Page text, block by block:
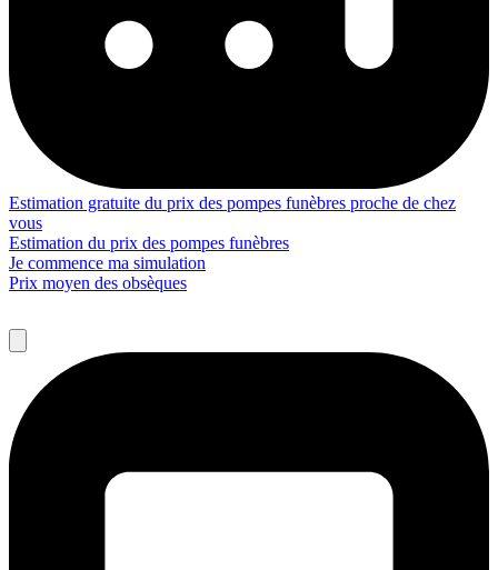
Estimation gratuite du prix des pompes funèbres proche de chez
vous
Estimation du prix des pompes funèbres
Je commence ma simulation
Prix moyen des obsèques